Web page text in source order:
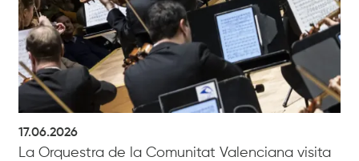
17.06.2026
La Orquestra de la Comunitat Valenciana visita